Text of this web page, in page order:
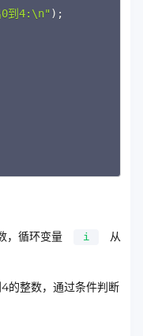
0到4:\n" ) ;
，循环变量 i
从
的整数，通过条件判断